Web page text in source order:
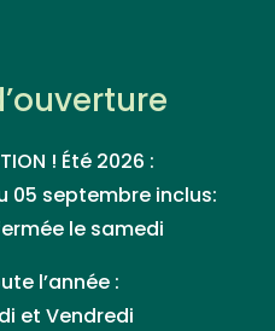
! Été 2026 :
05 septembre inclus:
le samedi
l’année :
et Vendredi